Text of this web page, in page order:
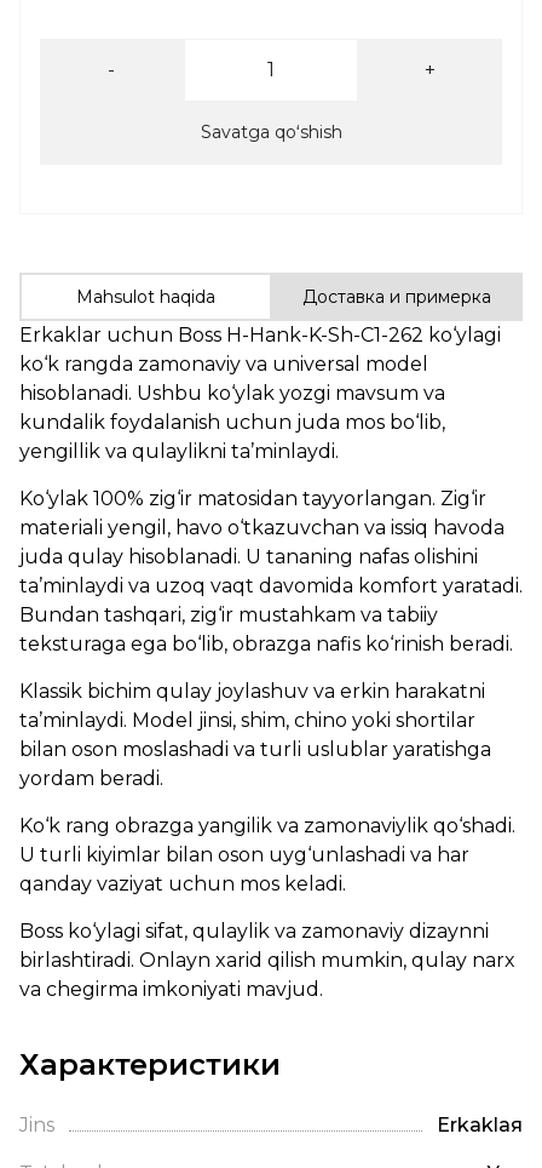
- +
Savatga qoʻshish
Mahsulot haqida Доставка и примерка
Erkaklar uchun Boss H-Hank-K-Sh-C1-262 ko‘ylagi
ko‘k rangda zamonaviy va universal model
hisoblanadi. Ushbu ko‘ylak yozgi mavsum va
kundalik foydalanish uchun juda mos bo‘lib,
yengillik va qulaylikni ta’minlaydi.
Ko‘ylak 100% zig‘ir matosidan tayyorlangan. Zig‘ir
materiali yengil, havo o‘tkazuvchan va issiq havoda
juda qulay hisoblanadi. U tananing nafas olishini
ta’minlaydi va uzoq vaqt davomida komfort yaratadi.
Bundan tashqari, zig‘ir mustahkam va tabiiy
teksturaga ega bo‘lib, obrazga nafis ko‘rinish beradi.
Klassik bichim qulay joylashuv va erkin harakatni
ta’minlaydi. Model jinsi, shim, chino yoki shortilar
bilan oson moslashadi va turli uslublar yaratishga
yordam beradi.
Ko‘k rang obrazga yangilik va zamonaviylik qo‘shadi.
U turli kiyimlar bilan oson uyg‘unlashadi va har
qanday vaziyat uchun mos keladi.
Boss ko‘ylagi sifat, qulaylik va zamonaviy dizaynni
birlashtiradi. Onlayn xarid qilish mumkin, qulay narx
va chegirma imkoniyati mavjud.
Характеристики
Jins Erkaklая